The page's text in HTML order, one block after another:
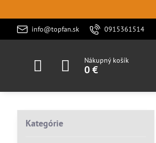
info@topfan.sk 0915361514
Nákupný košík
0 €
Kategórie